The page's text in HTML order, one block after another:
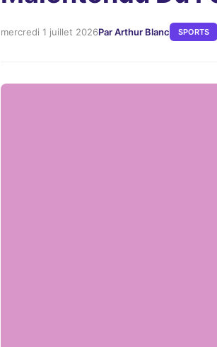
mercredi 1 juillet 2026Par Arthur Blanc SPORTS